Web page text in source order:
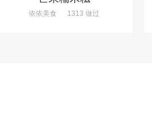
依依美食 1313 做过